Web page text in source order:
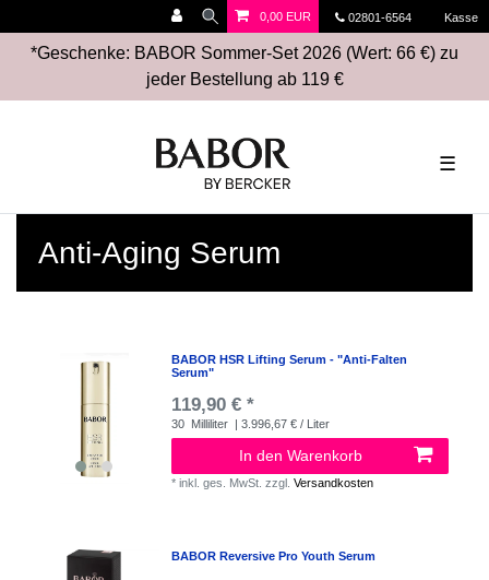
02801-6564 Kasse
0,00 EUR
*Geschenke: BABOR Sommer-Set 2026 (Wert: 66 €) zu
jeder Bestellung ab 119 €
☰
Anti-Aging Serum
BABOR HSR Lifting Serum - "Anti-Falten
Serum"
119,90 € *
30 Milliliter | 3.996,67 € / Liter
In den Warenkorb
*inkl. ges. MwSt. zzgl.Versandkosten
BABOR Reversive Pro Youth Serum